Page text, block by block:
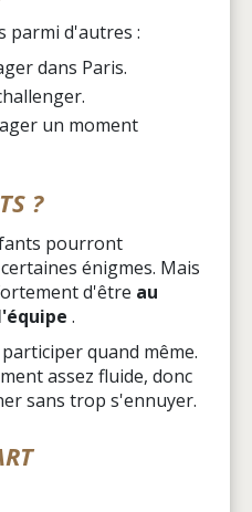
parmi d'autres :
dans Paris.
un moment
?
pourront
énigmes. Mais
d'être au
.
quand même.
assez fluide, donc
sans trop s'ennuyer.